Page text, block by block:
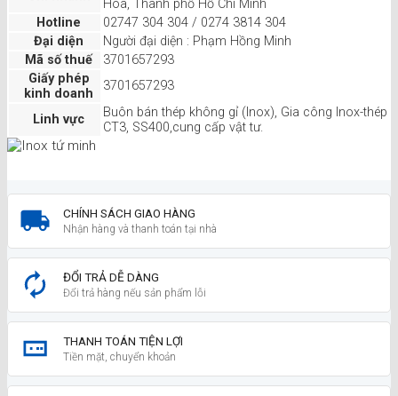
Hòa, Thành phố Hồ Chí Minh
Hotline
02747 304 304 / 0274 3814 304
Đại diện
Người đại diện : Phạm Hồng Minh
Mã số thuế
3701657293
Giấy phép
kinh doanh
3701657293
Linh vực
Buôn bán thép không gỉ (Inox), Gia công Inox-thép
CT3, SS400,cung cấp vật tư.
CHÍNH SÁCH GIAO HÀNG
Nhận hàng và thanh toán tại nhà
ĐỔI TRẢ DỄ DÀNG
Đổi trả hàng nếu sản phẩm lỗi
THANH TOÁN TIỆN LỢI
Tiền mặt, chuyển khoản